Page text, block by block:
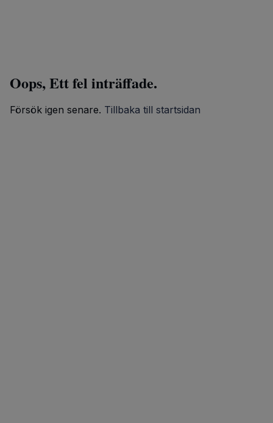
Oops, Ett fel inträffade.
Försök igen senare. Tillbaka till startsidan